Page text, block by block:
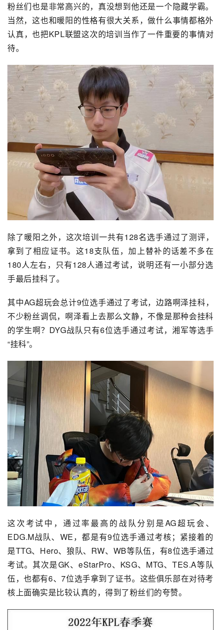
粉丝们也是非常高兴的，真没想到他还是一个隐藏学霸。
当然，这也和暖阳的性格有很大关系，做什么事情都格外
认真，也把KPL联盟这次的培训当作了一件重要的事情对
待。
除了暖阳之外，这次培训一共有128名选手通过了测评，
拿到了相应证书。这18支队伍，加上替补的话差不多在
180人左右，只有128人通过考试，说明还有一小部分选
手最后挂科了。
其中AG超玩会总计9位选手通过了考试，边路啊泽挂科，
不少粉丝调侃，啊泽看上去那么文静，不像是那种会挂科
的学生啊？DYG战队只有6位选手通过考试，湘军等选手
“挂科”。
这次考试中，通过率最高的战队分别是AG超玩会、
EDG.M战队、WE，都是有9位选手通过考核；紧接着的
是TTG、Hero、狼队、 RW、WB等队伍，有8位选手通过
考试。其次是GK、eStarPro、KSG、MTG、TES.A等队
伍，也都有6、7位选手拿到了证书。这些俱乐部在对待考
核上面确实是比较认真的，得到了粉丝们的夸赞。